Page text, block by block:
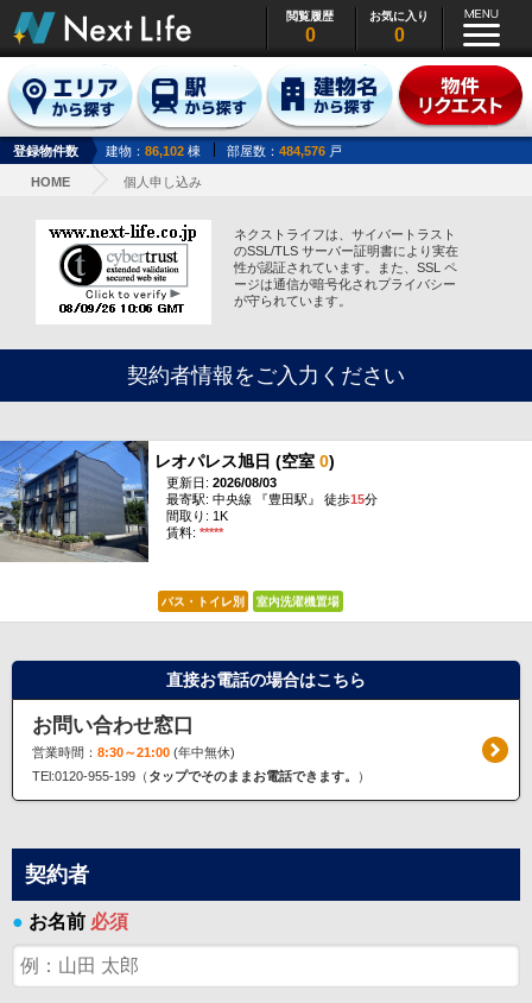
閲覧履歴
0
お気に入り
0
登録物件数 建物： 86,102 棟 部屋数： 484,576 戸
HOME 個人申し込み
ネクストライフは、サイバートラスト
のSSL/TLS サーバー証明書により実在
性が認証されています。また、SSL ペ
ージは通信が暗号化されプライバシー
が守られています。
契約者情報をご入力ください
レオパレス旭日 (空室 0)
更新日: 2026/08/03
最寄駅: 中央線 『豊田駅』 徒歩15分
間取り: 1K
賃料: *****
バス・トイレ別 室内洗濯機置場
直接お電話の場合はこちら
お問い合わせ窓口
営業時間： 8:30～21:00(年中無休)
TEl:0120-955-199（ タップでそのままお電話できます。 ）
契約者
● お名前 必須